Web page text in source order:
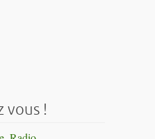
vous !